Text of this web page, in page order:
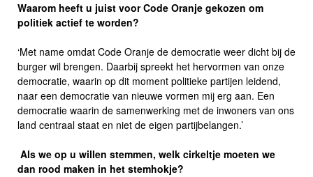
Waarom heeft u juist voor Code Oranje gekozen om
politiek actief te worden?
‘Met name omdat Code Oranje de democratie weer dicht bij de
burger wil brengen. Daarbij spreekt het hervormen van onze
democratie, waarin op dit moment politieke partijen leidend,
naar een democratie van nieuwe vormen mij erg aan. Een
democratie waarin de samenwerking met de inwoners van ons
land centraal staat en niet de eigen partijbelangen.’
Als we op u willen stemmen, welk cirkeltje moeten we
dan rood maken in het stemhokje?